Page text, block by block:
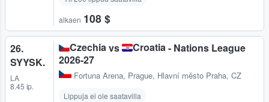
alkaen 108 $
26.
SYYSK.
LA
8.45 ip.
Czechiavs Croatia- Nations League
2026-27
Fortuna Arena, Prague, Hlavní město Praha, CZ
Lippuja ei ole saatavilla